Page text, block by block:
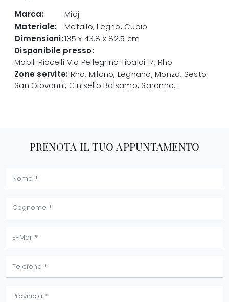
Marca:
Midj
Materiale:
Metallo, Legno, Cuoio
Dimensioni:135 x 43.8 x 82.5 cm
Disponibile presso:
Mobili Riccelli Via Pellegrino Tibaldi 17, Rho
Zone servite: Rho, Milano, Legnano, Monza, Sesto
San Giovanni, Cinisello Balsamo, Saronno...
PRENOTA IL TUO APPUNTAMENTO